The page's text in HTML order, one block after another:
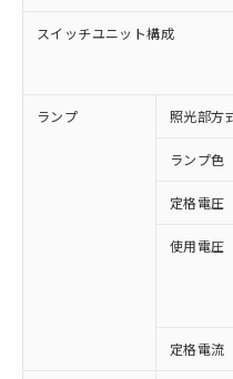
スイッチユニット構成
ランプ 照光部方
ランプ色
定格電圧
使用電圧
定格電流
対応済み：EU
非含有に対応した